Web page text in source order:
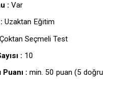
: Var
Uzaktan Eğitim
Çoktan Seçmeli Test
: 10
Puanı : min. 50 puan (5 doğru